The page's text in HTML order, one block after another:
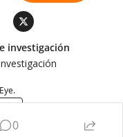
investigación
0